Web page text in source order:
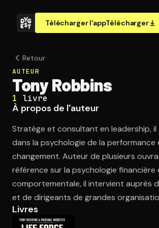
Télécharger l'appTélécharger
Retour
AUTEUR
Tony Robbins
1 livre
À propos de l'auteur
Stratège et consultant en leadership, il
dans la psychologie de la performance
changement. Auteur de plusieurs
référence sur la psychologie financière
comportementale, il intervient auprès
et de dirigeants de grandes
Livres